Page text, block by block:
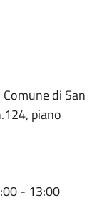
di San
piano
- 13:00